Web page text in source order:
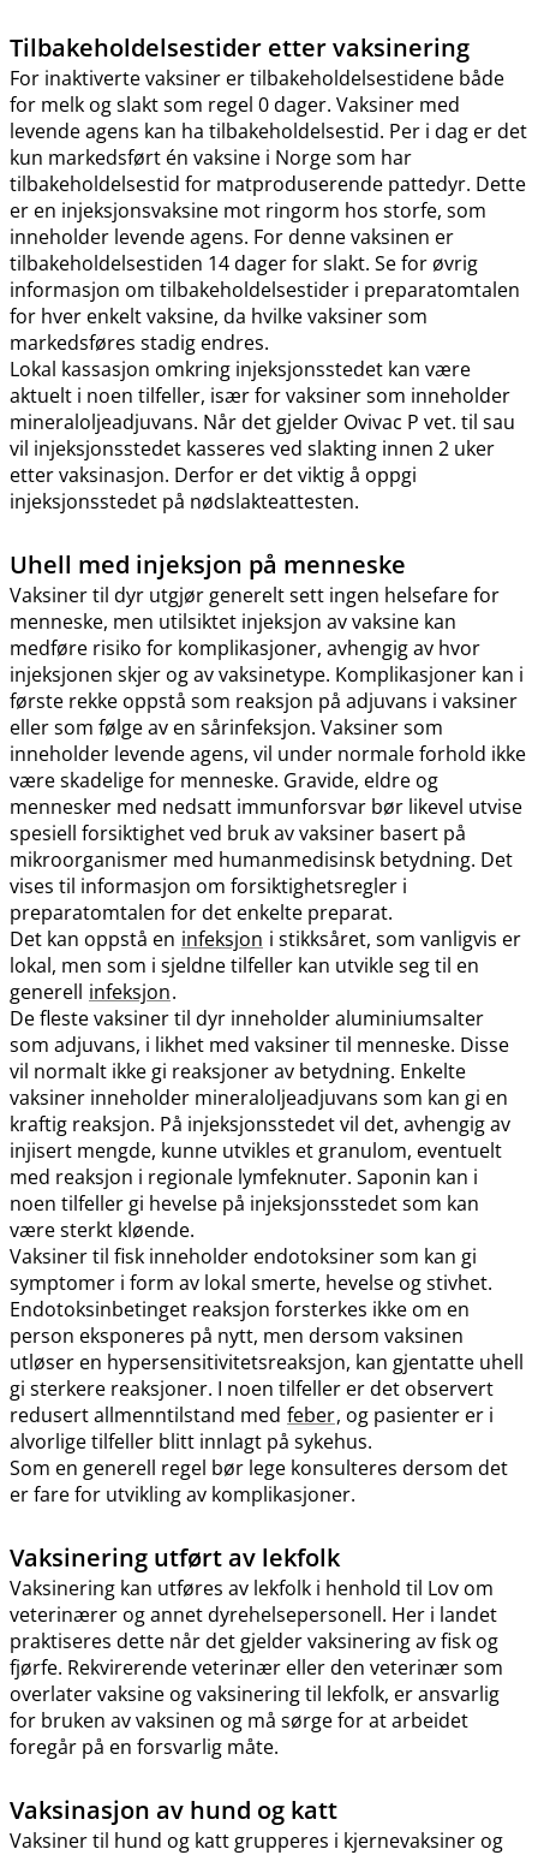
Tilbakeholdelsestider etter vaksinering
For inaktiverte vaksiner er tilbakeholdelsestidene både
for melk og slakt som regel 0 dager. Vaksiner med
levende agens kan ha tilbakeholdelsestid. Per i dag er det
kun markedsført én vaksine i Norge som har
tilbakeholdelsestid for matproduserende pattedyr. Dette
er en injeksjonsvaksine mot ringorm hos storfe, som
inneholder levende agens. For denne vaksinen er
tilbakeholdelsestiden 14 dager for slakt. Se for øvrig
informasjon om tilbakeholdelsestider i preparatomtalen
for hver enkelt vaksine, da hvilke vaksiner som
markedsføres stadig endres.
Lokal kassasjon omkring injeksjonsstedet kan være
aktuelt i noen tilfeller, især for vaksiner som inneholder
mineraloljeadjuvans. Når det gjelder Ovivac P vet. til sau
vil injeksjonsstedet kasseres ved slakting innen 2 uker
etter vaksinasjon. Derfor er det viktig å oppgi
injeksjonsstedet på nødslakteattesten.
Uhell med injeksjon på menneske
Vaksiner til dyr utgjør generelt sett ingen helsefare for
menneske, men utilsiktet injeksjon av vaksine kan
medføre risiko for komplikasjoner, avhengig av hvor
injeksjonen skjer og av vaksinetype. Komplikasjoner kan i
første rekke oppstå som reaksjon på adjuvans i vaksiner
eller som følge av en sårinfeksjon. Vaksiner som
inneholder levende agens, vil under normale forhold ikke
være skadelige for menneske. Gravide, eldre og
mennesker med nedsatt immunforsvar bør likevel utvise
spesiell forsiktighet ved bruk av vaksiner basert på
mikroorganismer med humanmedisinsk betydning. Det
vises til informasjon om forsiktighetsregler i
preparatomtalen for det enkelte preparat.
Det kan oppstå en infeksjon i stikksåret, som vanligvis er
lokal, men som i sjeldne tilfeller kan utvikle seg til en
generell infeksjon.
De fleste vaksiner til dyr inneholder aluminiumsalter
som adjuvans, i likhet med vaksiner til menneske. Disse
vil normalt ikke gi reaksjoner av betydning. Enkelte
vaksiner inneholder mineraloljeadjuvans som kan gi en
kraftig reaksjon. På injeksjonsstedet vil det, avhengig av
injisert mengde, kunne utvikles et granulom, eventuelt
med reaksjon i regionale lymfeknuter. Saponin kan i
noen tilfeller gi hevelse på injeksjonsstedet som kan
være sterkt kløende.
Vaksiner til fisk inneholder endotoksiner som kan gi
symptomer i form av lokal smerte, hevelse og stivhet.
Endotoksinbetinget reaksjon forsterkes ikke om en
person eksponeres på nytt, men dersom vaksinen
utløser en hypersensitivitetsreaksjon, kan gjentatte uhell
gi sterkere reaksjoner. I noen tilfeller er det observert
redusert allmenntilstand med feber, og pasienter er i
alvorlige tilfeller blitt innlagt på sykehus.
Som en generell regel bør lege konsulteres dersom det
er fare for utvikling av komplikasjoner.
Vaksinering utført av lekfolk
Vaksinering kan utføres av lekfolk i henhold til Lov om
veterinærer og annet dyrehelsepersonell. Her i landet
praktiseres dette når det gjelder vaksinering av fisk og
fjørfe. Rekvirerende veterinær eller den veterinær som
overlater vaksine og vaksinering til lekfolk, er ansvarlig
for bruken av vaksinen og må sørge for at arbeidet
foregår på en forsvarlig måte.
Vaksinasjon av hund og katt
Vaksiner til hund og katt grupperes i kjernevaksiner og